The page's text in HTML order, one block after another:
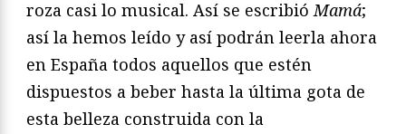
roza casi lo musical. Así se escribióMamá;
así la hemos leído y así podrán leerla ahora
en España todos aquellos que estén
dispuestos a beber hasta la última gota de
esta belleza construida con la